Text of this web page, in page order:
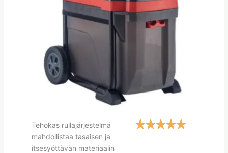
Tehokas rullajärjestelmä
mahdollistaa tasaisen ja
itsesyöttävän materiaalin